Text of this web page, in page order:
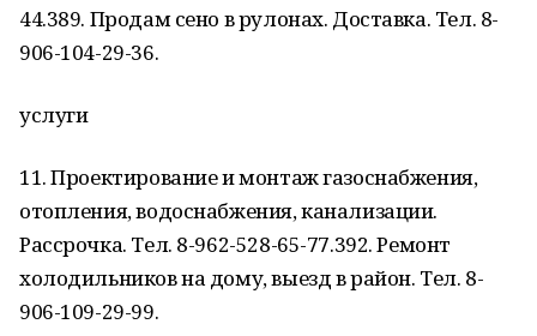
44.389. Продам сено в рулонах. Доставка. Тел. 8-
906-104-29-36.
услуги
11. Проектирование и монтаж газоснабжения,
отопления, водоснабжения, канализации.
Рассрочка. Тел. 8-962-528-65-77.392. Ремонт
холодильников на дому, выезд в район. Тел. 8-
906-109-29-99.